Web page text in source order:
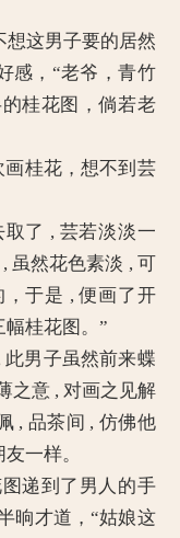
这男子要的居然
感，“老爷，青竹
桂花图，倘若老
桂花，想不到芸
了 , 芸若淡淡一
虽然花色素淡 , 可
于是 , 便画了开
桂花图。”
男子虽然前来蝶
之意 , 对画之见解
, 品茶间 , 仿佛他
一样。
递到了男人的手
晌才道，“姑娘这